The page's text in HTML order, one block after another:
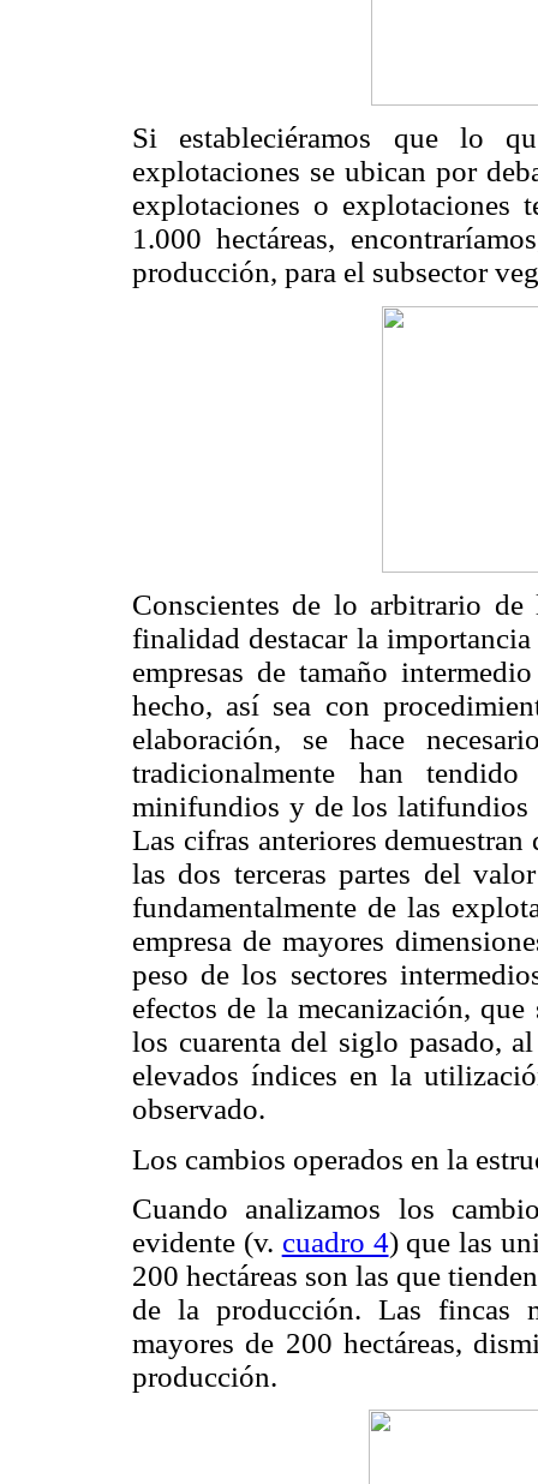
Si estableciéramos que lo
explotaciones se ubican por
explotaciones o explotaciones
1.000 hectáreas,
producción, para el subsector
Conscientes de lo arbitrario
finalidad destacar la
empresas de tamaño
hecho, así sea con
elaboración, se hace
tradicionalmente han
minifundios y de los latifundios
Las cifras anteriores
las dos terceras partes del
fundamentalmente de las
empresa de mayores
peso de los sectores
efectos de la mecanización,
los cuarenta del siglo pasado,
elevados índices en la
observado.
Los cambios operados en la
Cuando analizamos los
evidente (v. cuadro 4) que las
200 hectáreas son las que
de la producción. Las fincas
mayores de 200 hectáreas,
producción.